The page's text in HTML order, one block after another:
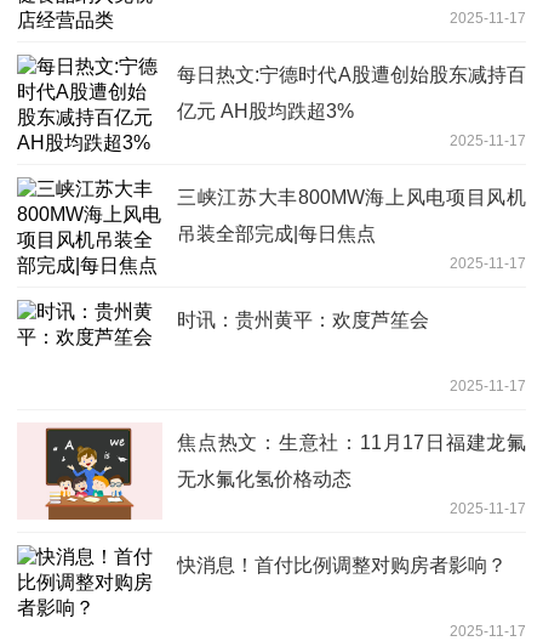
2025-11-17
每日热文:宁德时代A股遭创始股东减持百
亿元 AH股均跌超3%
2025-11-17
三峡江苏大丰800MW海上风电项目风机
吊装全部完成|每日焦点
2025-11-17
时讯：贵州黄平：欢度芦笙会
2025-11-17
焦点热文：生意社：11月17日福建龙氟
无水氟化氢价格动态
2025-11-17
快消息！首付比例调整对购房者影响？
2025-11-17